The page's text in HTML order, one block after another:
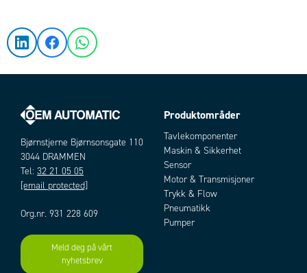
Bjørnstjerne Bjørnsonsgate 110
3044 DRAMMEN
Tel: 32 21 05 05
[email protected]
Org.nr. 931 228 609
Meld deg på vårt
nyhetsbrev
Produktområder
Tavlekomponenter
Maskin & Sikkerhet
Sensor
Motor & Transmisjoner
Trykk & Flow
Pneumatikk
Pumper